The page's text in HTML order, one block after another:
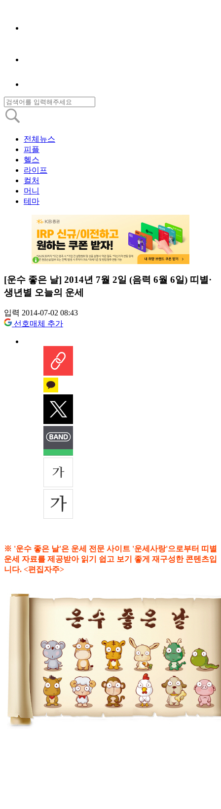
전체뉴스
피플
헬스
라이프
컬처
머니
테마
[운수 좋은 날] 2014년 7월 2일 (음력 6월 6일) 띠별·
생년별 오늘의 운세
입력 2014-07-02 08:43
선호매체 추가
※ '운수 좋은 날'은 운세 전문 사이트 '운세사랑'으로부터 띠별
운세 자료를 제공받아 읽기 쉽고 보기 좋게 재구성한 콘텐츠입
니다. <편집자주>